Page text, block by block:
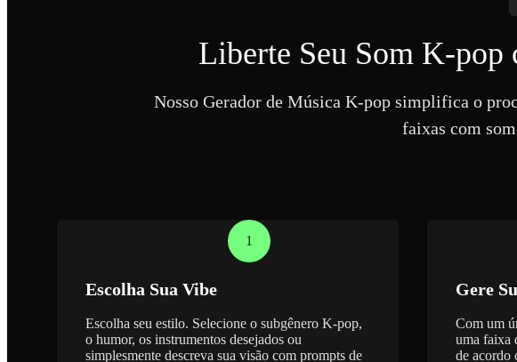
Liberte Seu Som K-pop
Nosso Gerador de Música K-pop simplifica o
faixas com
1
Escolha Sua Vibe
Escolha seu estilo. Selecione o subgênero K-pop,
o humor, os instrumentos desejados ou
simplesmente descreva sua visão com prompts de
Gere
Com um
uma faixa
de acordo